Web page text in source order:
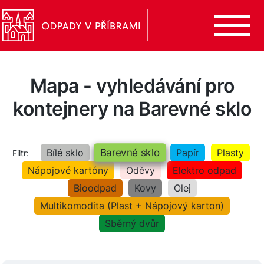
Mapa - vyhledávání pro
kontejnery na Barevné sklo
Filtr: Bílé sklo Barevné sklo Papír
Plasty
Nápojové kartóny
Oděvy
Elektro odpad
Bioodpad
Kovy
Olej
Multikomodita (Plast + Nápojový karton)
Sběrný dvůr